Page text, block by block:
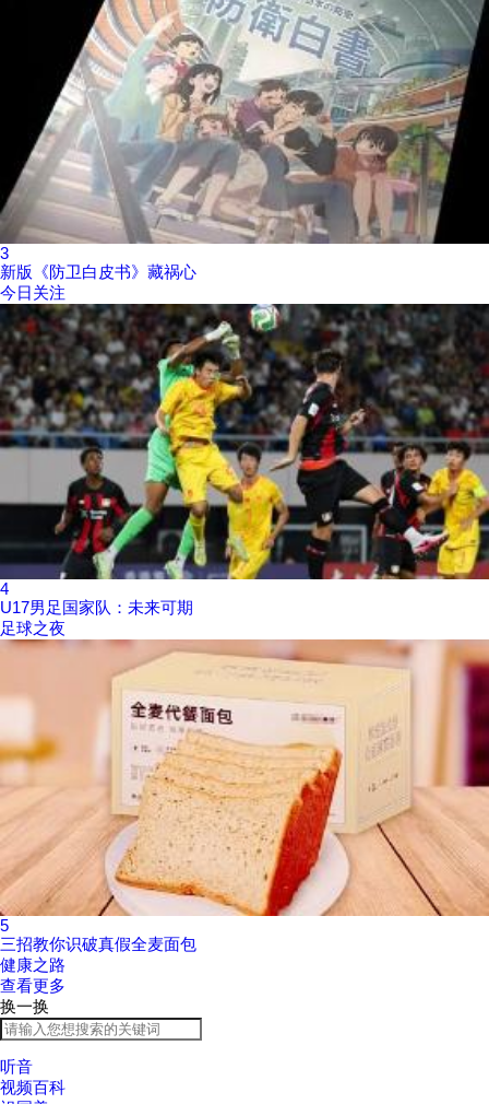
3
新版《防卫白皮书》藏祸心
今日关注
4
U17男足国家队：未来可期
足球之夜
5
三招教你识破真假全麦面包
健康之路
查看更多
换一换
听音
视频百科